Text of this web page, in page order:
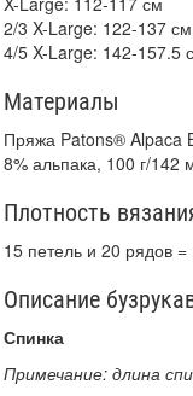
2/3 X-Large: 122-137 см
4/5 X-Large: 142-157.5
Материалы
Пряжа Patons® Alpaca
8% альпака, 100 г/
Плотность
15 петель и 20 рядов
Описание
Спинка
Примечание: длина